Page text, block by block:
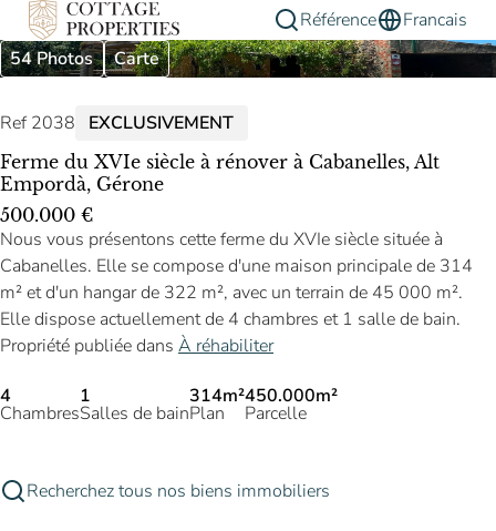
Référence
Francais
54 Photos
Carte
Ref 2038 EXCLUSIVEMENT
Ferme du XVIe siècle à rénover à Cabanelles, Alt
Empordà, Gérone
500.000 €
Nous vous présentons cette ferme du XVIe siècle située à
Cabanelles. Elle se compose d'une maison principale de 314
m² et d'un hangar de 322 m², avec un terrain de 45 000 m².
Elle dispose actuellement de 4 chambres et 1 salle de bain.
Propriété publiée dans À réhabiliter
4
Chambres
1
Salles de bain
314m²
Plan
450.000m²
Parcelle
Recherchez tous nos biens immobiliers